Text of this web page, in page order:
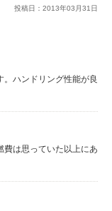
投稿日： 2013年03 月31 日
ハンドリング性能が良
費は思っていた以上にあ